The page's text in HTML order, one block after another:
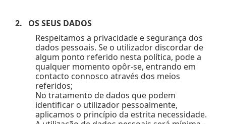
2. OS SEUS DADOS
Respeitamos a privacidade e segurança dos
dados pessoais. Se o utilizador discordar de
algum ponto referido nesta política, pode a
qualquer momento opôr-se, entrando em
contacto connosco através dos meios
referidos;
No tratamento de dados que podem
identificar o utilizador pessoalmente,
aplicamos o princípio da estrita necessidade.